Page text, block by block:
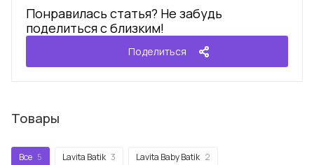
Понравилась статья? Не забудь
поделиться с близким!
Поделиться
Товары
Все 5 Lavita Batik 3 Lavita Baby Batik 2